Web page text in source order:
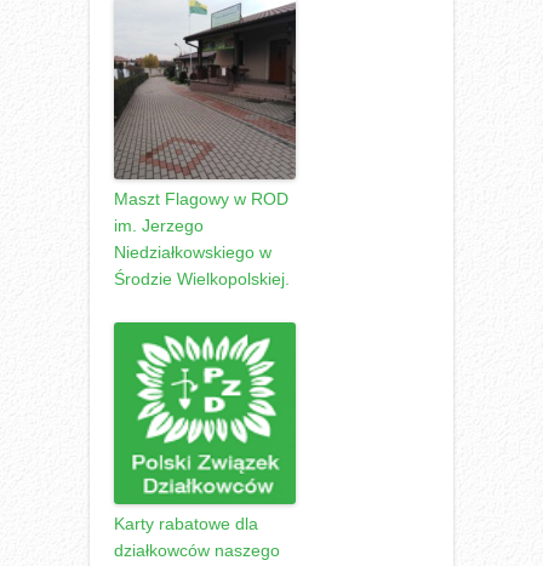
Maszt Flagowy w ROD
im. Jerzego
Niedziałkowskiego w
Środzie Wielkopolskiej.
Karty rabatowe dla
działkowców naszego